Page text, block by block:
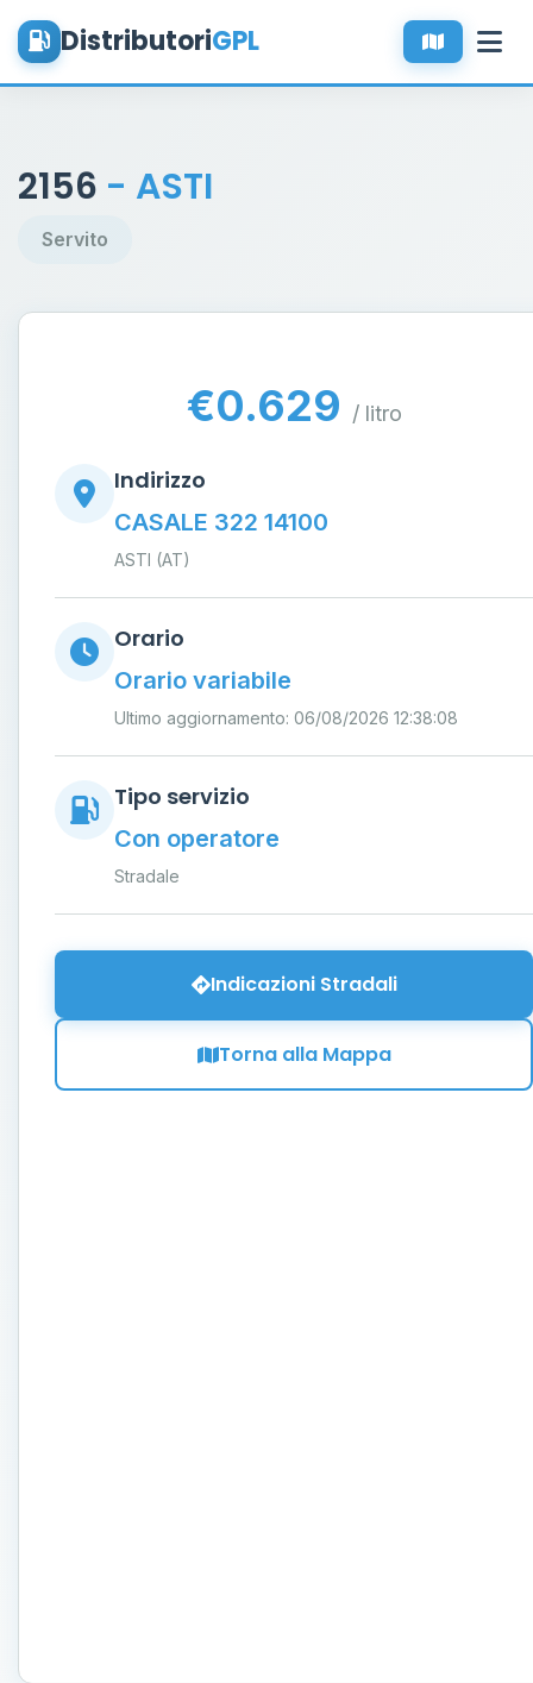
DistributoriGPL
2156 - ASTI
Servito
€0.629 / litro
Indirizzo
CASALE 322 14100
ASTI (AT)
Orario
Orario variabile
Ultimo aggiornamento: 06/08/2026 12:38:08
Tipo servizio
Con operatore
Stradale
Indicazioni Stradali
Torna alla Mappa